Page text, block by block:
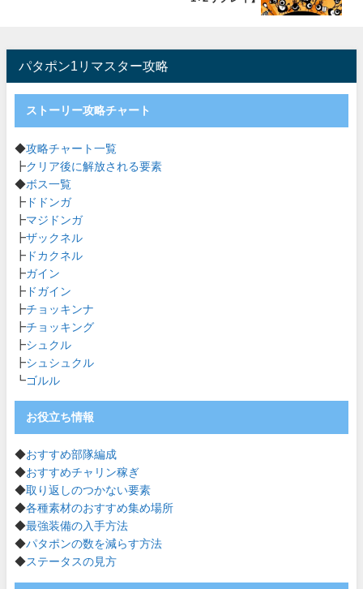
パタポン1リマスター攻略
ストーリー攻略チャート
◆攻略チャート一覧
┣クリア後に解放される要素
◆ボス一覧
┣ ドドンガ
┣マジドンガ
┣ザックネル
┣ ドカクネル
┣ガイン
┣ ドガイン
┣チョッキンナ
┣チョッキング
┣シュクル
┣シュシュクル
┗ゴルル
お役立ち情報
◆おすすめ部隊編成
◆おすすめチャリン稼ぎ
◆取り返しのつかない要素
◆各種素材のおすすめ集め場所
◆最強装備の入手方法
◆パタポンの数を減らす方法
◆ステータスの見方